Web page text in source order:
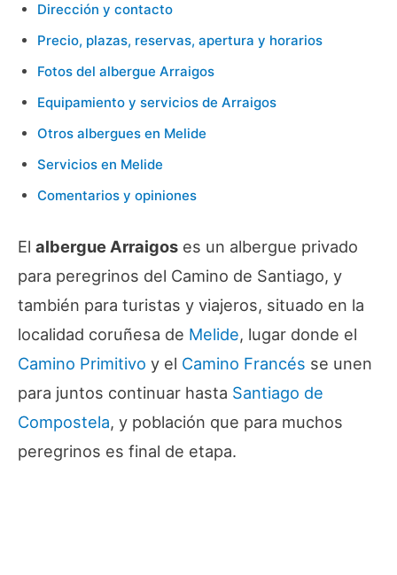
Dirección y contacto
Precio, plazas, reservas, apertura y horarios
Fotos del albergue Arraigos
Equipamiento y servicios de Arraigos
Otros albergues en Melide
Servicios en Melide
Comentarios y opiniones
El albergue Arraigos es un albergue privado
para peregrinos del Camino de Santiago, y
también para turistas y viajeros, situado en la
localidad coruñesa de Melide, lugar donde el
Camino Primitivo y el Camino Francés se unen
para juntos continuar hasta Santiago de
Compostela, y población que para muchos
peregrinos es final de etapa.